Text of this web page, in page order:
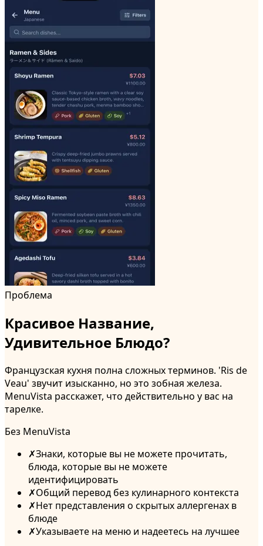
Проблема
Красивое Название,
Удивительное Блюдо?
Французская кухня полна сложных терминов. 'Ris de
Veau' звучит изысканно, но это зобная железа.
MenuVista расскажет, что действительно у вас на
тарелке.
Без MenuVista
✗Знаки, которые вы не можете прочитать,
блюда, которые вы не можете
идентифицировать
✗Общий перевод без кулинарного контекста
✗Нет представления о скрытых аллергенах в
блюде
✗Указываете на меню и надеетесь на лучшее